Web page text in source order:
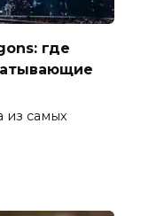
где
из самых